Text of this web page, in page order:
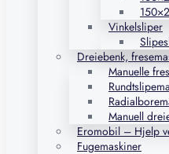
Vinkelsliper
Dreiebenk,
Manuelle
Manuell
Eromobil – Hjelp
Fugemaskiner